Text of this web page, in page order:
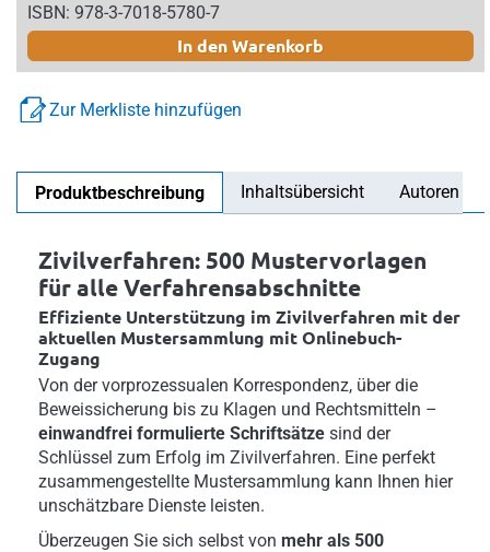
ISBN: 978-3-7018-5780-7
In den Warenkorb
Zur Merkliste hinzufügen
Produktbeschreibung Inhaltsübersicht Autoren
Zivilverfahren: 500 Mustervorlagen
für alle Verfahrensabschnitte
Effiziente Unterstützung im Zivilverfahren mit der
aktuellen Mustersammlung mit Onlinebuch-
Zugang
Von der vorprozessualen Korrespondenz, über die
Beweissicherung bis zu Klagen und Rechtsmitteln –
einwandfrei formulierte Schriftsätze sind der
Schlüssel zum Erfolg im Zivilverfahren. Eine perfekt
zusammengestellte Mustersammlung kann Ihnen hier
unschätzbare Dienste leisten.
Überzeugen Sie sich selbst von mehr als 500